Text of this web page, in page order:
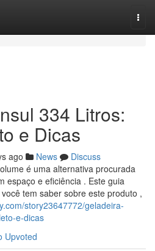
334 Litros:
e Dicas
ago News
Discuss
é uma alternativa procurada
espaço e eficiência . Este guia
tem saber sobre este produto ,
story23647772/geladeira-
e-dicas
Upvoted